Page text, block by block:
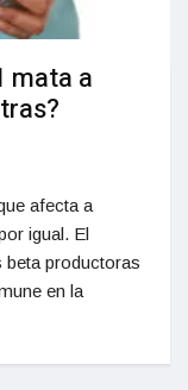
mata a
afecta a
igual. El
beta productoras
en la